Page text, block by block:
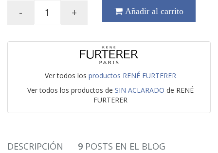
- + Añadir al carrito
Ver todos los productos RENÉ FURTERER
Ver todos los productos de SIN ACLARADO de RENÉ
FURTERER
DESCRIPCIÓN 9 POSTS EN EL BLOG